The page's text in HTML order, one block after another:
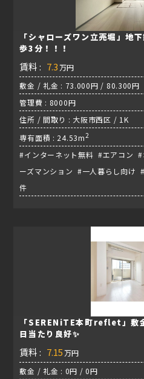
「シャローズワン立売堀」地
歩3分！！！
賃料 : 7.3 万円
敷金 / 礼金 : 73.000円 / 80.300円
管理費 : 8000円
住所 / 間取り : 大阪市西区 / 1K
専有面積 : 24.53m2
#インターネット無料 #エアコン
ーズマンション #一人暮らし向け
件
「SERENiTE本町reflet」敷
日当たり良好✨
賃料 : 7.15 万円
敷金 / 礼金 : 0円 / 0円